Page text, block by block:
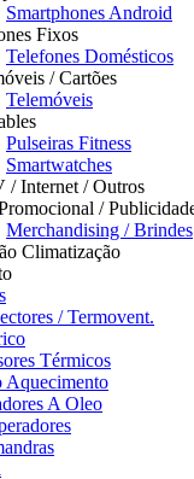
Smartphones Android
Fixos
Telefones Domésticos
/ Cartões
Telemóveis
Pulseiras Fitness
Smartwatches
/ Internet / Outros
/
Merchandising / Brindes
Climatização
/ Termovent.
Térmicos
Aquecimento
A Oleo